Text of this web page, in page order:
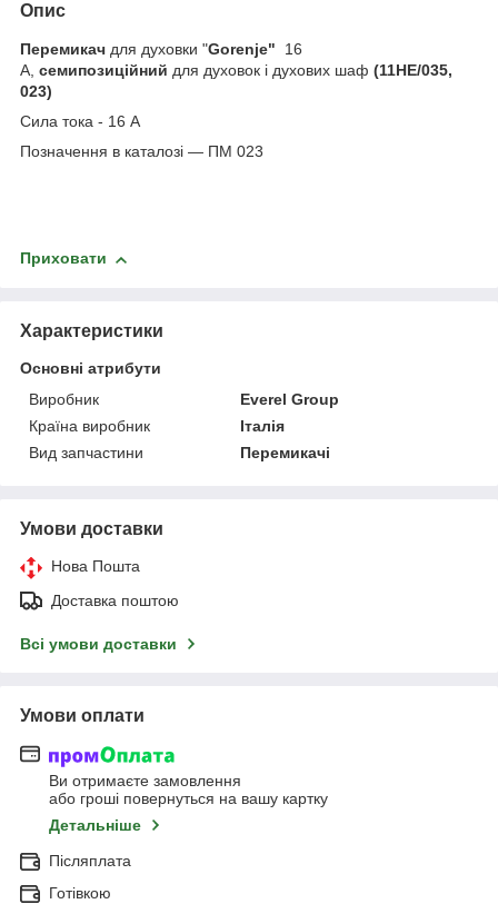
Опис
Перемикач для духовки "Gorenje" 16
A, семипозиційний для духовок і духових шаф (11HE/035,
023)
Сила тока - 16 А
Позначення в каталозі — ПМ 023
Приховати
Характеристики
Основні атрибути
Виробник
Everel Group
Країна виробник
Італія
Вид запчастини
Перемикачі
Умови доставки
Нова Пошта
Доставка поштою
Всі умови доставки
Умови оплати
Ви отримаєте замовлення
або гроші повернуться на вашу картку
Детальніше
Післяплата
Готівкою